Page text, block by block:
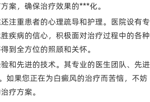
案，确保治疗效果的***化。
注重患者的心理疏导和护理。医院设有专
疾病的信心，积极面对治疗过程中的各种
到全方位的照顾和关怀。
和先进的技术。其专业的医生团队、先进
如果您正在为白癜风的治疗而苦恼，不妨
疗方案。